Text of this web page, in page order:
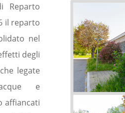
Reparto
il reparto
nel
degli
legate
e
affiancati